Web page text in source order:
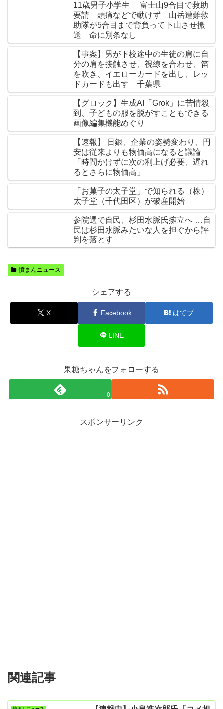
11歳男子小学生 富士山9合目で救助
要請 頭痛などで動けず 山岳遭難救
助隊が5合目まで背負って下山させ搬
送 命に別条なし
【事案】男が下校途中の生徒の肩に自
分の肩を接触させ、視線を合わせ、笛
を吹き、イエローカードを出し、レッ
ドカードも出す 千葉県
【グロック】生成AI「Grok」に苦情殺
到、子どもの服を脱がすこともできる
画像編集機能めぐり
【速報】 日銀、企業の姿勢変わり、円
安は従来よりも物価高になると議論
「時間かけずに次の利上げ必要、遅れ
るとさらに物価高」
「お菓子の太子堂」で知られる（株）
太子堂（千代田区）が破産開始
参院選で自民、杉田水脈氏擁立へ …自
民は杉田水脈みたいな人を担ぐから評
判を落とす
憤まんニュース
シェアする
X Facebook はてブ
LINE
果糖ちゃんをフォローする
0
スポンサーリンク
関連記事